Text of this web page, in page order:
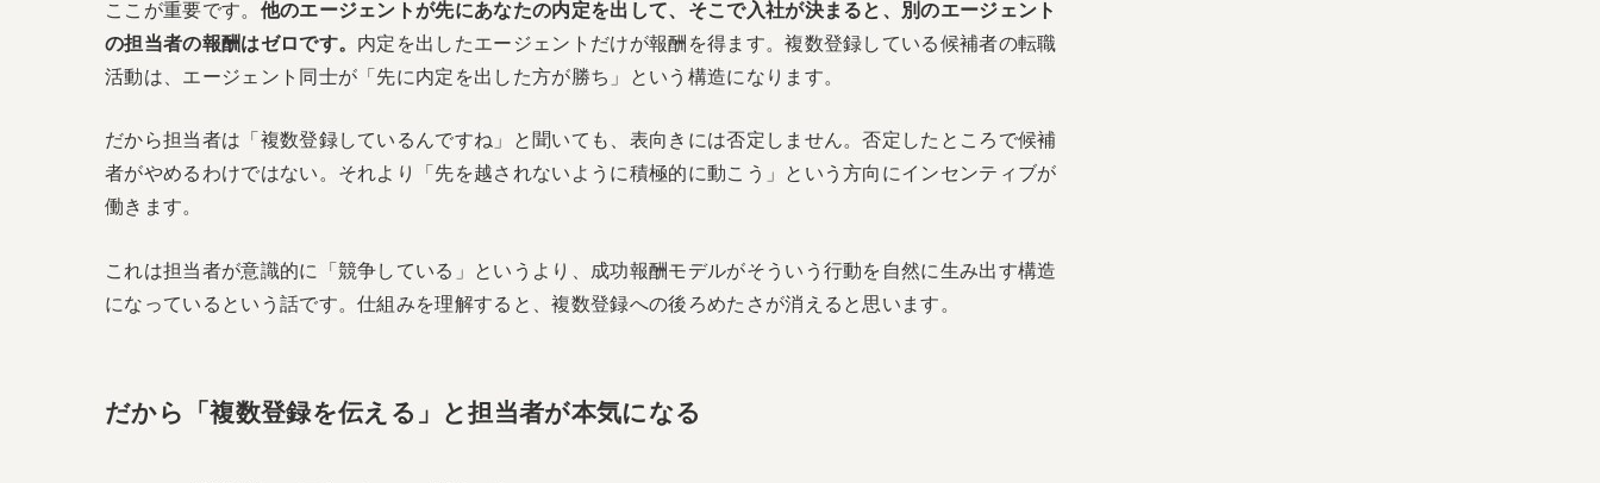
ここが重要です。 他のエージェントが先にあなたの内定を出して、そこで入社が決まると、別のエージェント
の担当者の報酬はゼロです。 内定を出したエージェントだけが報酬を得ます。複数登録している候補者の転職
活動は、エージェント同士が「先に内定を出した方が勝ち」という構造になります。
だから担当者は「複数登録しているんですね」と聞いても、表向きには否定しません。否定したところで候補
者がやめるわけではない。それより「先を越されないように積極的に動こう」という方向にインセンティブが
働きます。
これは担当者が意識的に「競争している」というより、成功報酬モデルがそういう行動を自然に生み出す構造
になっているという話です。仕組みを理解すると、複数登録への後ろめたさが消えると思います。
だから「複数登録を伝える」と担当者が本気になる